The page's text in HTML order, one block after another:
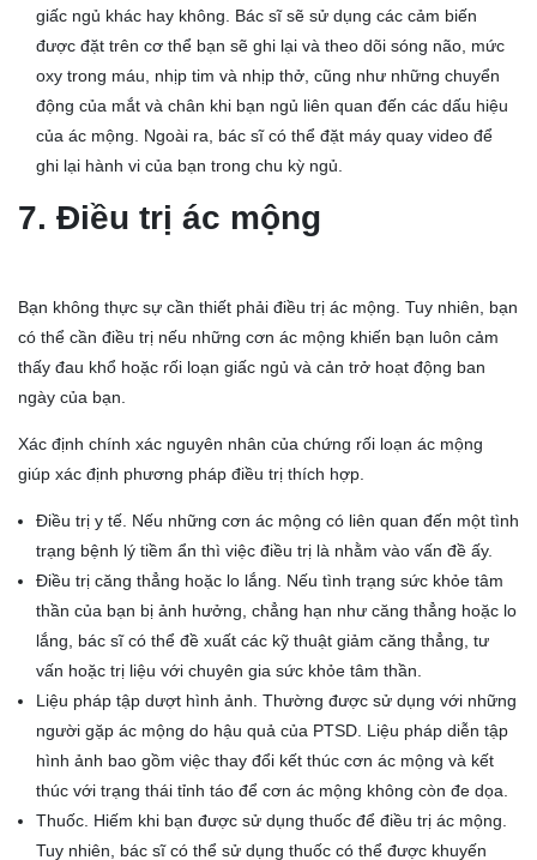
giấc ngủ khác hay không. Bác sĩ sẽ sử dụng các cảm biến
được đặt trên cơ thể bạn sẽ ghi lại và theo dõi sóng não, mức
oxy trong máu, nhịp tim và nhịp thở, cũng như những chuyển
động của mắt và chân khi bạn ngủ liên quan đến các dấu hiệu
của ác mộng. Ngoài ra, bác sĩ có thể đặt máy quay video để
ghi lại hành vi của bạn trong chu kỳ ngủ.
7. Điều trị ác mộng
Bạn không thực sự cần thiết phải điều trị ác mộng. Tuy nhiên, bạn
có thể cần điều trị nếu những cơn ác mộng khiến bạn luôn cảm
thấy đau khổ hoặc rối loạn giấc ngủ và cản trở hoạt động ban
ngày của bạn.
Xác định chính xác nguyên nhân của chứng rối loạn ác mộng
giúp xác định phương pháp điều trị thích hợp.
Điều trị y tế. Nếu những cơn ác mộng có liên quan đến một tình
trạng bệnh lý tiềm ẩn thì việc điều trị là nhằm vào vấn đề ấy.
Điều trị căng thẳng hoặc lo lắng. Nếu tình trạng sức khỏe tâm
thần của bạn bị ảnh hưởng, chẳng hạn như căng thẳng hoặc lo
lắng, bác sĩ có thể đề xuất các kỹ thuật giảm căng thẳng, tư
vấn hoặc trị liệu với chuyên gia sức khỏe tâm thần.
Liệu pháp tập dượt hình ảnh. Thường được sử dụng với những
người gặp ác mộng do hậu quả của PTSD. Liệu pháp diễn tập
hình ảnh bao gồm việc thay đổi kết thúc cơn ác mộng và kết
thúc với trạng thái tỉnh táo để cơn ác mộng không còn đe dọa.
Thuốc. Hiếm khi bạn được sử dụng thuốc để điều trị ác mộng.
Tuy nhiên, bác sĩ có thể sử dụng thuốc có thể được khuyến